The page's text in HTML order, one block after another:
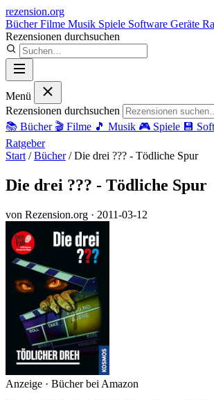
rezension.org
BücherFilme Musik Spiele Software Geräte
Rezensionen durchsuchen
Menü
Rezensionen durchsuchen
📚 Bücher 🎬 Filme 🎵 Musik 🎮 Spiele 💾
Ratgeber
Start / Bücher / Die drei ??? - Tödliche Spur
Die drei ??? - Tödliche Spur
von Rezension.org · 2011-03-12
Anzeige · Bücher bei Amazon